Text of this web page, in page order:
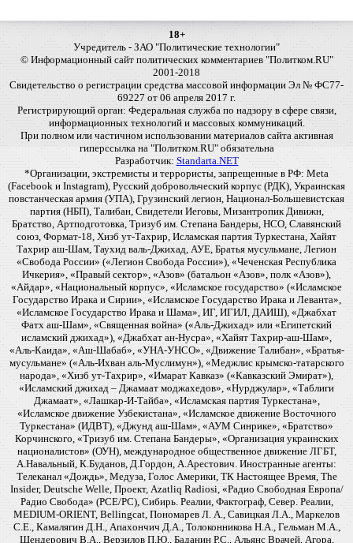
18+
Учредитель - ЗАО "Политические технологии"
© Информационный сайт политических комментариев "Политком.RU"
2001-2018
Свидетельство о регистрации средства массовой информации Эл № ФС77-
69227 от 06 апреля 2017 г.
Регистрирующий орган: Федеральная служба по надзору в сфере связи,
информационных технологий и массовых коммуникаций.
При полном или частичном использовании материалов сайта активная
гиперссылка на "Политком.RU" обязательна
Разработчик: Standarta.NET
*Организации, экстремисты и террористы, запрещенные в РФ: Meta
(Facebook и Instagram), Русский добровольческий корпус (РДК), Украинская
повстанческая армия (УПА), Грузинский легион, Национал-Большевистская
партия (НБП), Талибан, Свидетели Иеговы, Мизантропик Дивижн,
Братство, Артподготовка, Тризуб им. Степана Бандеры, НСО, Славянский
союз, Формат-18, Хизб ут-Тахрир, Исламская партия Туркестана, Хайят
Тахрир аш-Шам, Таухид валь-Джихад, АУЕ, Братья мусульмане, Легион
«Свобода России» («Легион Свобода России»), «Чеченская Республика
Ичкерия», «Правый сектор», «Азов» (батальон «Азов», полк «Азов»),
«Айдар», «Национальный корпус», «Исламское государство» («Исламское
Государство Ирака и Сирии», «Исламское Государство Ирака и Леванта»,
«Исламское Государство Ирака и Шама», ИГ, ИГИЛ, ДАИШ), «Джабхат
Фатх аш-Шам», «Священная война» («Аль-Джихад» или «Египетский
исламский джихад»), «Джабхат ан-Нусра», «Хайят Тахрир-аш-Шам»,
«Аль-Каида», «Аш-Шабаб», «УНА-УНСО», «Движение Талибан», «Братья-
мусульмане» («Аль-Ихван аль-Муслимун»), «Меджлис крымско-татарского
народа», «Хизб ут-Тахрир», «Имарат Кавказ» («Кавказский Эмират»),
«Исламский джихад – Джамаат моджахедов», «Нурджулар», «Таблиги
Джамаат», «Лашкар-И-Тайба», «Исламская партия Туркестана»,
«Исламское движение Узбекистана», «Исламское движение Восточного
Туркестана» (ИДВТ), «Джунд аш-Шам», «АУМ Синрике», «Братство»
Корчинского, «Тризуб им. Степана Бандеры», «Организация украинских
националистов» (ОУН), международное общественное движение ЛГБТ,
А.Навальный, К.Буданов, Д.Гордон, А.Арестович. Иностранные агенты:
Телеканал «Дождь», Медуза, Голос Америки, ТК Настоящее Время, The
Insider, Deutsche Welle, Проект, Azatliq Radiosi, «Радио Свободная Европа/
Радио Свобода» (PCE/PC), Сибирь. Реалии, Фактограф, Север. Реалии,
MEDIUM-ORIENT, Bellingcat, Пономарев Л. А., Савицкая Л.А., Маркелов
С.Е., Камалягин Д.Н., Апахончич Д.А., Толоконникова Н.А., Гельман М.А.,
Шендерович В.А., Верзилов П.Ю., Баданин Р.С., Альянс Врачей, Агора,